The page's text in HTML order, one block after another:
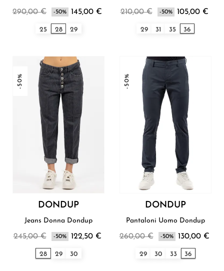
290,00 € -50% 145,00 €
25 28 29
210,00 € -50% 105,00 €
29 31 35 36
-50%
DONDUP
Jeans Donna Dondup
245,00 € -50% 122,50 €
28 29 30
-50%
DONDUP
Pantaloni Uomo Dondup
260,00 € -50% 130,00 €
29 30 33 36